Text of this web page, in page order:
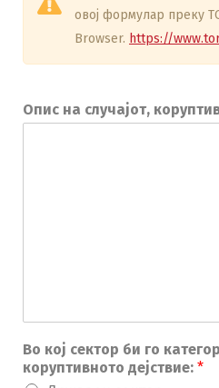
овој формулар преку
Browser. https://
Опис на случајот,
Во кој сектор би го
коруптивното дејствие: *